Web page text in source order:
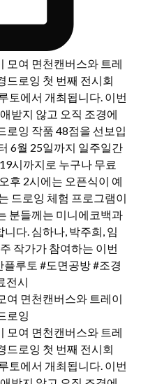
여 면천캔버스와 트레이
로잉